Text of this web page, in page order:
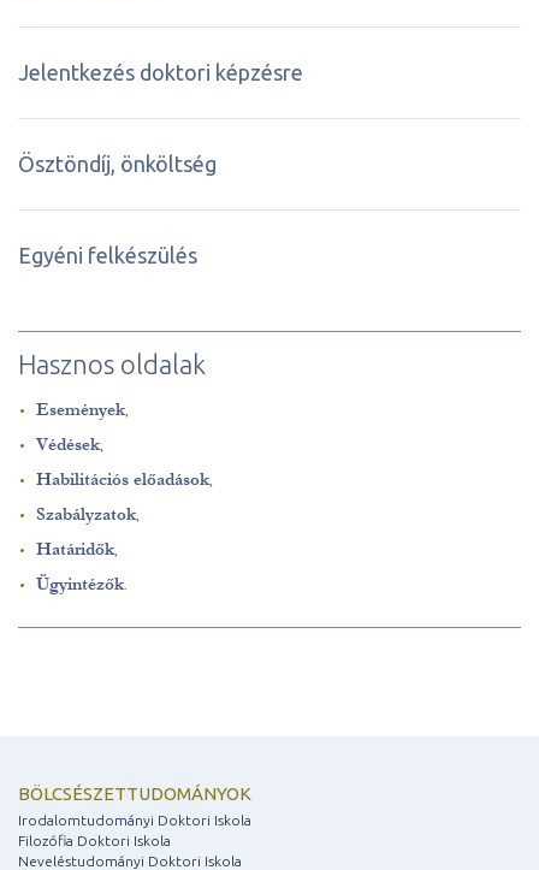
Jelentkezés doktori képzésre
Ösztöndíj, önköltség
Egyéni felkészülés
Hasznos oldalak
Események,
Védések,
Habilitációs előadások,
Szabályzatok,
Határidők,
Ügyintézők.
BÖLCSÉSZETTUDOMÁNYOK
Irodalomtudományi Doktori Iskola
Filozófia Doktori Iskola
Neveléstudományi Doktori Iskola